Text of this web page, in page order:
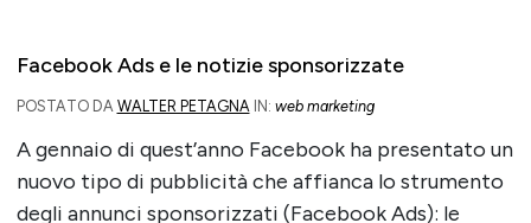
Facebook Ads e le notizie sponsorizzate
POSTATO DA WALTER PETAGNA IN: web marketing
A gennaio di quest’anno Facebook ha presentato un
nuovo tipo di pubblicità che affianca lo strumento
degli annunci sponsorizzati (Facebook Ads): le